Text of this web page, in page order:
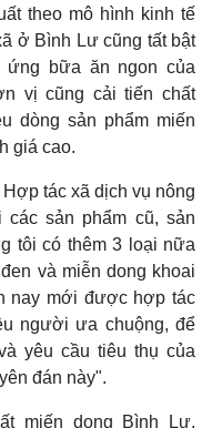
theo mô hình kinh tế
ở Bình Lư cũng tất bật
bữa ăn ngon của
vị cũng cải tiến chất
dòng sản phẩm miến
giá cao.
tác xã dịch vụ nông
sản phẩm cũ, sản
tôi có thêm 3 loại nữa
và miễn dong khoai
nay mới được hợp tác
người ưa chuộng, để
yêu cầu tiêu thụ của
đán này".
miến dong Bình Lư,